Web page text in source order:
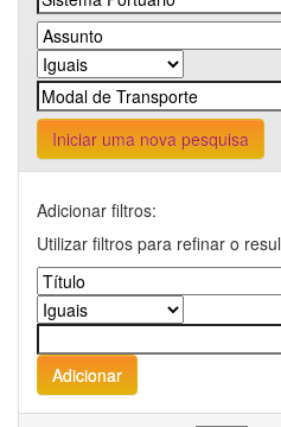
Iniciar uma nova pesquisa
Adicionar filtros:
Utilizar filtros para refinar o